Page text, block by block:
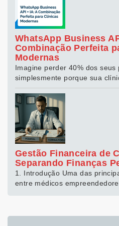
WhatsApp Business
Combinação Perfeita
Modernas
Imagine perder 40% dos seus
simplesmente porque sua
Gestão Financeira de
Separando Finanças
1. Introdução Uma das principais causas de insucesso
entre médicos